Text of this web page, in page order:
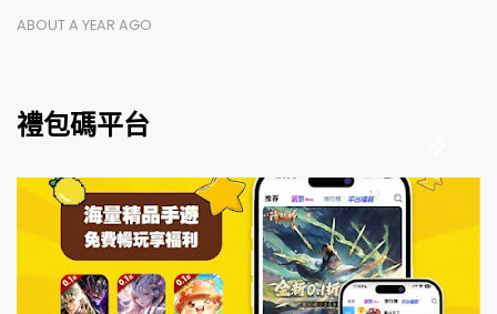
ABOUT A YEAR AGO
禮包碼平台